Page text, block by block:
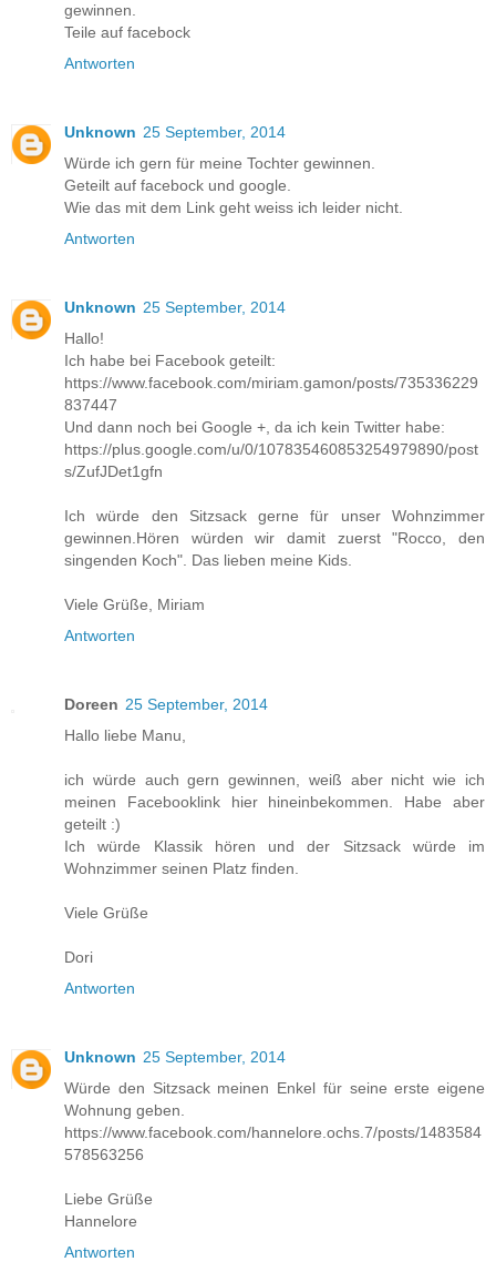
gewinnen.
Teile auf facebock
Antworten
Unknown 25 September, 2014
Würde ich gern für meine Tochter gewinnen.
Geteilt auf facebock und google.
Wie das mit dem Link geht weiss ich leider nicht.
Antworten
Unknown 25 September, 2014
Hallo!
Ich habe bei Facebook geteilt:
https://www.facebook.com/miriam.gamon/posts/735336229
837447
Und dann noch bei Google +, da ich kein Twitter habe:
https://plus.google.com/u/0/107835460853254979890/post
s/ZufJDet1gfn
Ich würde den Sitzsack gerne für unser Wohnzimmer
gewinnen.Hören würden wir damit zuerst "Rocco, den
singenden Koch". Das lieben meine Kids.
Viele Grüße, Miriam
Antworten
Doreen 25 September, 2014
Hallo liebe Manu,
ich würde auch gern gewinnen, weiß aber nicht wie ich
meinen Facebooklink hier hineinbekommen. Habe aber
geteilt :)
Ich würde Klassik hören und der Sitzsack würde im
Wohnzimmer seinen Platz finden.
Viele Grüße
Dori
Antworten
Unknown 25 September, 2014
Würde den Sitzsack meinen Enkel für seine erste eigene
Wohnung geben.
https://www.facebook.com/hannelore.ochs.7/posts/1483584
578563256
Liebe Grüße
Hannelore
Antworten